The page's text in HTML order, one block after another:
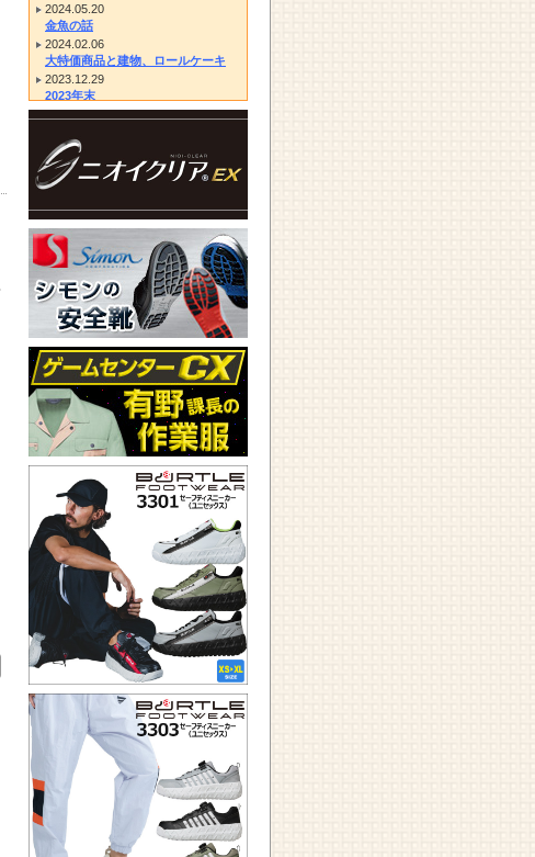
2024.05.20
金魚の話
2024.02.06
大特価商品と建物、ロールケーキ
2023.12.29
2023年末
2023.12.14